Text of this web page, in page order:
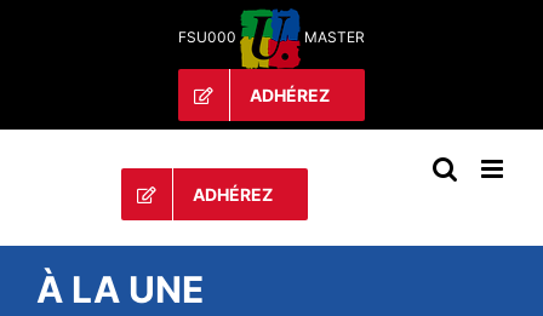
FSU000 MASTER
ADHÉREZ
ADHÉREZ
À LA UNE